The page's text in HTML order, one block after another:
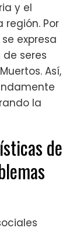
y el
Por
expresa
seres
Así,
la
de